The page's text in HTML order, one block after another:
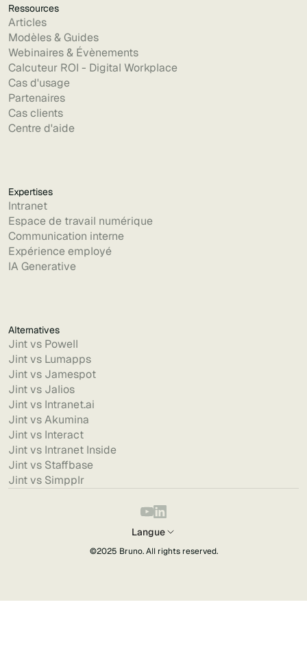
Ressources
Articles
Modèles & Guides
Webinaires & Évènements
Calcuteur ROI - Digital Workplace
Cas d'usage
Partenaires
Cas clients
Centre d'aide
Expertises
Intranet
Espace de travail numérique
Communication interne
Expérience employé
IA Generative
Alternatives
Jint vs Powell
Jint vs Lumapps
Jint vs Jamespot
Jint vs Jalios
Jint vs Intranet.ai
Jint vs Akumina
Jint vs Interact
Jint vs Intranet Inside
Jint vs Staffbase
Jint vs Simpplr
©2025 Bruno. All rights reserved.
Langue